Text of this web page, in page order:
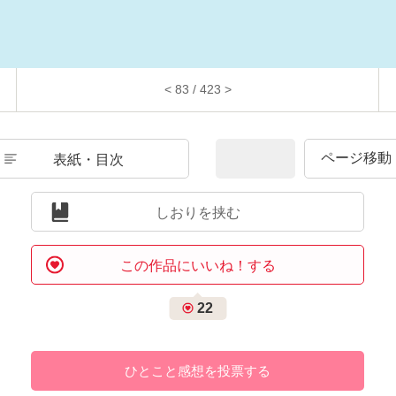
< 83 / 423 >
表紙・目次
しおりを挟む
この作品にいいね！する
22
ひとこと感想を投票する